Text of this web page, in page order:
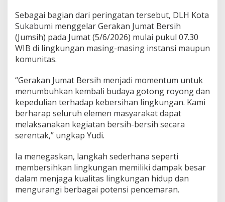
g
k
u
g
B
a
i
a
n
G
a
H
i
d
u
Sebagai bagian dari peringatan tersebut, DLH Kota
Sukabumi menggelar Gerakan Jumat Bersih
(Jumsih) pada Jumat (5/6/2026) mulai pukul 07.30
WIB di lingkungan masing-masing instansi maupun
komunitas.
“Gerakan Jumat Bersih menjadi momentum untuk
menumbuhkan kembali budaya gotong royong dan
kepedulian terhadap kebersihan lingkungan. Kami
berharap seluruh elemen masyarakat dapat
melaksanakan kegiatan bersih-bersih secara
serentak,” ungkap Yudi.
Ia menegaskan, langkah sederhana seperti
membersihkan lingkungan memiliki dampak besar
dalam menjaga kualitas lingkungan hidup dan
mengurangi berbagai potensi pencemaran.